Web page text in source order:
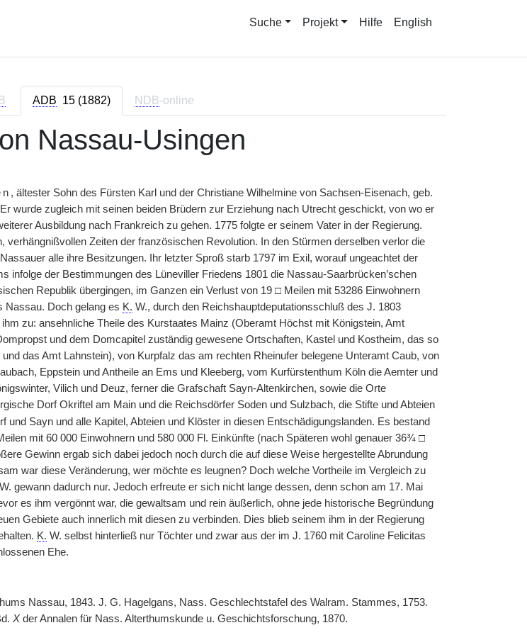
Suche Projekt Hilfe English
ADB 15 (1882) NDB-online
Nassau-Usingen
, ältester Sohn des Fürsten Karl und der Christiane Wilhelmine von Sachsen-Eisenach, geb.
wurde zugleich mit seinen beiden Brüdern zur Erziehung nach Utrecht geschickt, von wo er
Ausbildung nach Frankreich zu gehen. 1775 folgte er seinem Vater in der Regierung.
verhängnißvollen Zeiten der französischen Revolution. In den Stürmen derselben verlor die
alle ihre Besitzungen. Ihr letzter Sproß starb 1797 im Exil, worauf ungeachtet der
infolge der Bestimmungen des Lüneviller Friedens 1801 die Nassau-Saarbrücken’schen
Republik übergingen, im Ganzen ein Verlust von 19 □ Meilen mit 53286 Einwohnern
Nassau. Doch gelang es K. W., durch den Reichshauptdeputationsschluß des J. 1803
zu: ansehnliche Theile des Kurstaates Mainz (Oberamt Höchst mit Königstein, Amt
und dem Domcapitel zuständig gewesene Ortschaften, Kastel und Kostheim, das so
das Amt Lahnstein), von Kurpfalz das am rechten Rheinufer belegene Unteramt Caub, von
Eppstein und Antheile an Ems und Kleeberg, vom Kurfürstenthum Köln die Aemter und
Vilich und Deuz, ferner die Grafschaft Sayn-Altenkirchen, sowie die Orte
Dorf Okriftel am Main und die Reichsdörfer Soden und Sulzbach, die Stifte und Abteien
und Sayn und alle Kapitel, Abteien und Klöster in diesen Entschädigungslanden. Es bestand
mit 60 000 Einwohnern und 580 000 Fl. Einkünfte (nach Späteren wohl genauer 36¾ □
Gewinn ergab sich dabei jedoch noch durch die auf diese Weise hergestellte Abrundung
war diese Veränderung, wer möchte es leugnen? Doch welche Vortheile im Vergleich zu
W. gewann dadurch nur. Jedoch erfreute er sich nicht lange dessen, denn schon am 17. Mai
es ihm vergönnt war, die gewaltsam und rein äußerlich, ohne jede historische Begründung
Gebiete auch innerlich mit diesen zu verbinden. Dies blieb seinem ihm in der Regierung
K. W. selbst hinterließ nur Töchter und zwar aus der im J. 1760 mit Caroline Felicitas
Ehe.
Nassau, 1843. J. G. Hagelgans, Nass. Geschlechtstafel des Walram. Stammes, 1753.
Xder Annalen für Nass. Alterthumskunde u. Geschichtsforschung, 1870.